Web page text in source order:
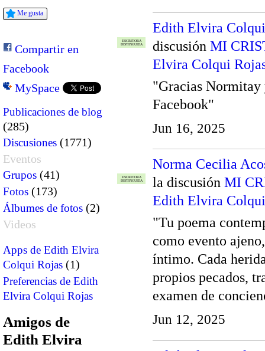
Me gusta
Compartir en
Facebook
MySpace
Publicaciones de blog
(285)
Discusiones (1771)
Eventos
Grupos (41)
Fotos (173)
Álbumes de fotos (2)
Videos
Apps de Edith Elvira
Colqui Rojas (1)
Preferencias de Edith
Elvira Colqui Rojas
Amigos de
Edith Elvira
ESCRITORA
DISTINGUIDA
Edith Elvira
discusión MI
Elvira Colqui
"Gracias Normitay
Facebook"
Jun 16, 2025
ESCRITORA
DISTINGUIDA
Norma Cecilia
la discusión MI
Edith Elvira
"Tu poema
como evento
íntimo. Cada
propios pecados,
examen de
Jun 12, 2025